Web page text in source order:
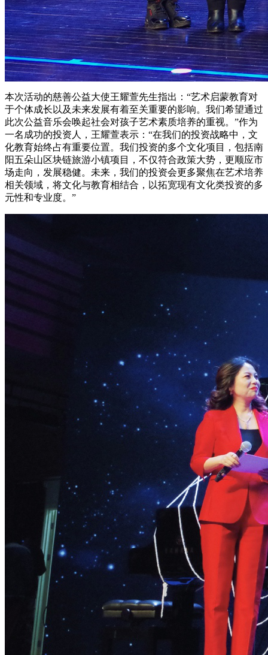
本次活动的慈善公益大使王耀萱先生指出：“艺术启蒙教育对
于个体成长以及未来发展有着至关重要的影响。我们希望通过
此次公益音乐会唤起社会对孩子艺术素质培养的重视。”作为
一名成功的投资人，王耀萱表示：“在我们的投资战略中，文
化教育始终占有重要位置。我们投资的多个文化项目，包括南
阳五朵山区块链旅游小镇项目，不仅符合政策大势，更顺应市
场走向，发展稳健。未来，我们的投资会更多聚焦在艺术培养
相关领域，将文化与教育相结合，以拓宽现有文化类投资的多
元性和专业度。”